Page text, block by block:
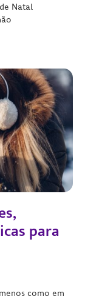
Natal
para
como em